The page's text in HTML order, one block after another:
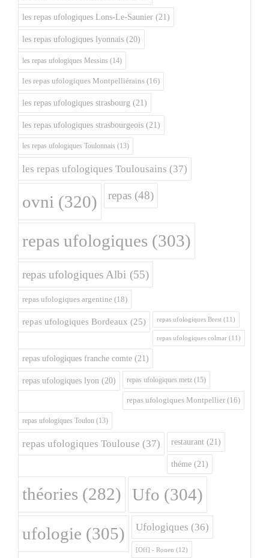
les repas ufologiques Lons-Le-Saunier (21)
les repas ufologiques lyonnais (20)
les repas ufologiques Messins (14)
les repas ufologiques Montpelliérains (16)
les repas ufologiques strasbourg (21)
les repas ufologiques strasbourgeois (21)
les repas ufologiques Toulonnais (13)
les repas ufologiques Toulousains (37)
ovni (320) repas (48)
repas ufologiques (303)
repas ufologiques Albi (55)
repas ufologiques argentine (18)
repas ufologiques Bordeaux (25) repas ufologiques Brest (11)
repas ufologiques colmar (11)
repas ufologiques franche comte (21)
repas ufologiques lyon (20) repas ufologiques metz (15)
repas ufologiques Montpellier (16)
repas ufologiques Toulon (13)
repas ufologiques Toulouse (37) restaurant (21)
théme (21)
théories (282) Ufo (304)
ufologie (305) Ufologiques (36)
[Off] - Rouen (12)